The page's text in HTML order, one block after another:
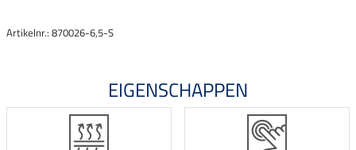
Artikelnr.: 870026-6,5-S
EIGENSCHAPPEN